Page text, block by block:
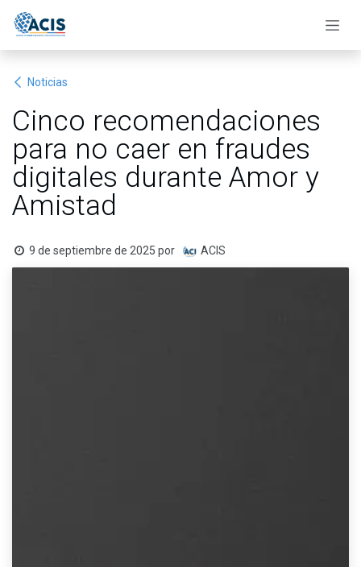
Noticias
Cinco recomendaciones
para no caer en fraudes
digitales durante Amor y
Amistad
9 de septiembre de 2025 por ACIS